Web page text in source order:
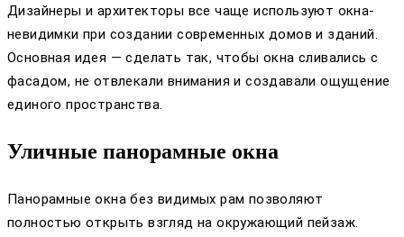
Дизайнеры и архитекторы все чаще используют окна-
невидимки при создании современных домов и зданий.
Основная идея — сделать так, чтобы окна сливались с
фасадом, не отвлекали внимания и создавали ощущение
единого пространства.
Уличные панорамные окна
Панорамные окна без видимых рам позволяют
полностью открыть взгляд на окружающий пейзаж.